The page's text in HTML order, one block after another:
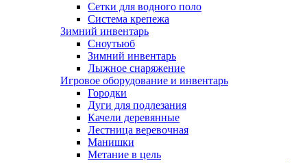
Сетки для водного поло
Система крепежа
Зимний инвентарь
Сноутьюб
Зимний инвентарь
Лыжное снаряжение
Игровое оборудование и инвентарь
Городки
Дуги для подлезания
Качели деревянные
Лестница веревочная
Манишки
Метание в цель